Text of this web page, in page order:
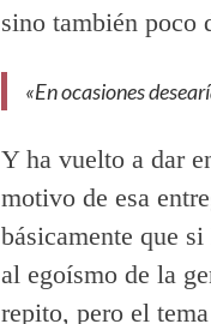
sino también poco
«En ocasiones
Y ha vuelto a dar
motivo de esa
básicamente que
al egoísmo de la
repito, pero el